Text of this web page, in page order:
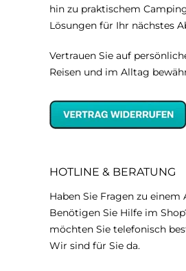
hin zu praktischem
Lösungen für Ihr nächstes
Vertrauen Sie auf
Reisen und im Alltag
HOTLINE & BERATUNG
Haben Sie Fragen zu einem
Benötigen Sie Hilfe im
möchten Sie telefonisch
Wir sind für Sie da.